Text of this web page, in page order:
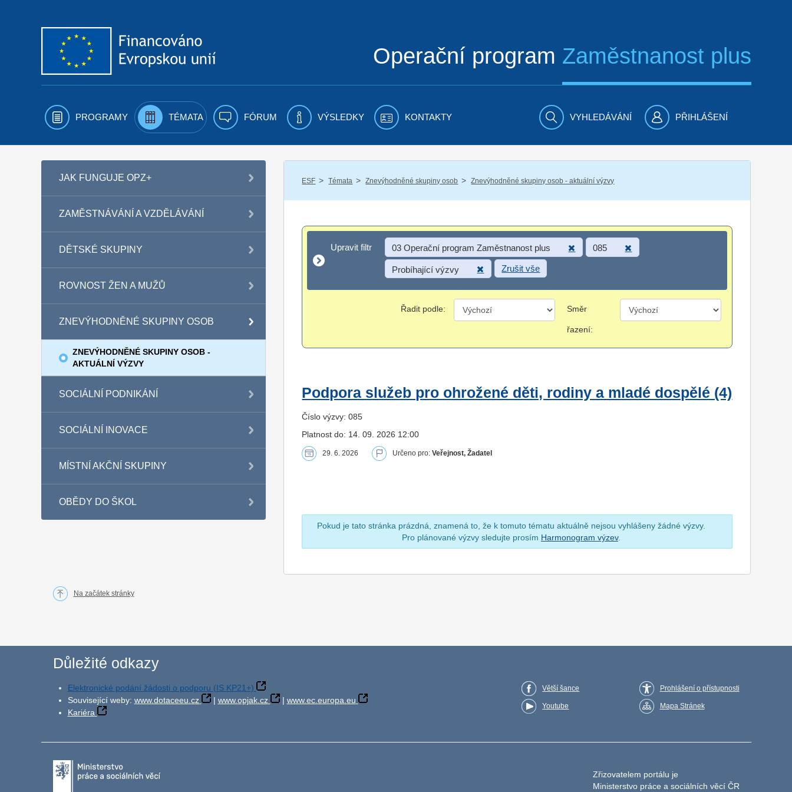
Operační program Zaměstnanost plus
PROGRAMY TÉMATA FÓRUM VÝSLEDKY KONTAKTY VYHLEDÁVÁNÍ PŘIHLÁŠENÍ
JAK FUNGUJE OPZ+
ZAMĚSTNÁVÁNÍ A VZDĚLÁVÁNÍ
DĚTSKÉ SKUPINY
ROVNOST ŽEN A MUŽŮ
ZNEVÝHODNĚNÉ SKUPINY OSOB
ZNEVÝHODNĚNÉ SKUPINY OSOB -
AKTUÁLNÍ VÝZVY
SOCIÁLNÍ PODNIKÁNÍ
SOCIÁLNÍ INOVACE
MÍSTNÍ AKČNÍ SKUPINY
OBĚDY DO ŠKOL
ESF / Témata / Znevýhodněné skupiny osob / Znevýhodněné skupiny osob - aktuální výzvy
Upravit filtr
Upravit filtr 03 Operační program Zaměstnanost plus 085
Probíhající výzvy Zrušit vše
Řadit podle: Směr
řazení:
Podpora služeb pro ohrožené děti, rodiny a mladé dospělé (4)
Číslo výzvy: 085
Platnost do: 14. 09. 2026 12:00
29. 6. 2026 Určeno pro:Veřejnost, Žadatel
Pokud je tato stránka prázdná, znamená to, že k tomuto tématu aktuálně nejsou vyhlášeny žádné výzvy.
Pro plánované výzvy sledujte prosím Harmonogram výzev.
Na začátek stránky
Důležité odkazy
Elektronické podání žádosti o podporu (IS KP21+)
Související weby: www.dotaceeu.cz | www.opjak.cz | www.ec.europa.eu
Kariéra
Větší šance
Youtube
Prohlášení o přístupnosti
Mapa Stránek
Zřizovatelem portálu je
Ministerstvo práce a sociálních věcí ČR